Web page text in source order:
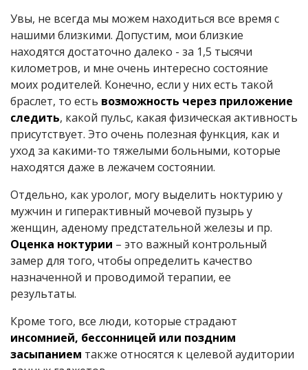
Увы, не всегда мы можем находиться все время с
нашими близкими. Допустим, мои близкие
находятся достаточно далеко - за 1,5 тысячи
километров, и мне очень интересно состояние
моих родителей. Конечно, если у них есть такой
браслет, то есть возможность через приложение
следить, какой пульс, какая физическая активность
присутствует. Это очень полезная функция, как и
уход за какими-то тяжелыми больными, которые
находятся даже в лежачем состоянии.
Отдельно, как уролог, могу выделить ноктурию у
мужчин и гиперактивный мочевой пузырь у
женщин, аденому предстательной железы и пр.
Оценка ноктурии – это важный контрольный
замер для того, чтобы определить качество
назначенной и проводимой терапии, ее
результаты.
Кроме того, все люди, которые страдают
инсомнией, бессонницей или поздним
засыпанием также относятся к целевой аудитории